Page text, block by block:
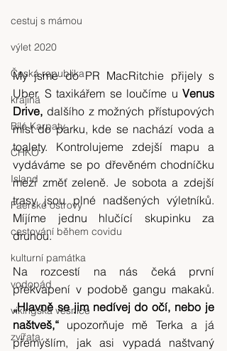
cestuj s mámou
výlet 2020
Česká republika
krajina
Bílé Karpaty
CHKO
Island
Faerské ostrovy
cestování během covidu
kulturní památka
vodopád
vikingská vesnice
zvířata
My jsme do PR MacRitchie přijely s
Uber. S taxikářem se loučíme u Venus
Drive, dalšího z možných přístupových
míst do parku, kde se nachází voda a
toalety. Kontrolujeme zdejší mapu a
vydáváme se po dřevěném chodníčku
mezi změť zeleně. Je sobota a zdejší
trasy jsou plné nadšených výletníků.
Míjíme jednu hlučící skupinku za
druhou.
Na rozcestí na nás čeká první
„Hlavně se jim nedívej do očí, nebo je
naštveš,“ upozorňuje mě Terka a já
přemýšlím, jak asi vypadá naštvaný